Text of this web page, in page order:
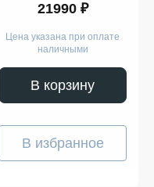
with Starlight Sport Band
21990 ₽
Цена указана при оплате
наличными
В корзину
В избранное